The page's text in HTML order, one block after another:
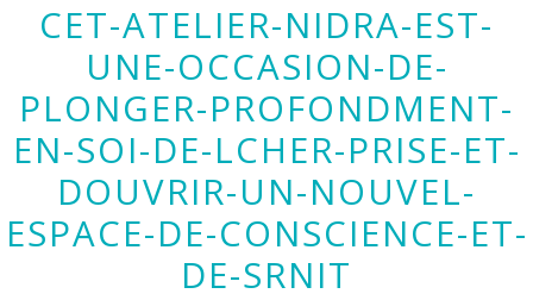
CET-ATELIER-NIDRA-EST-
UNE-OCCASION-DE-
PLONGER-PROFONDMENT-
EN-SOI-DE-LCHER-PRISE-ET-
DOUVRIR-UN-NOUVEL-
ESPACE-DE-CONSCIENCE-ET-
DE-SRNIT